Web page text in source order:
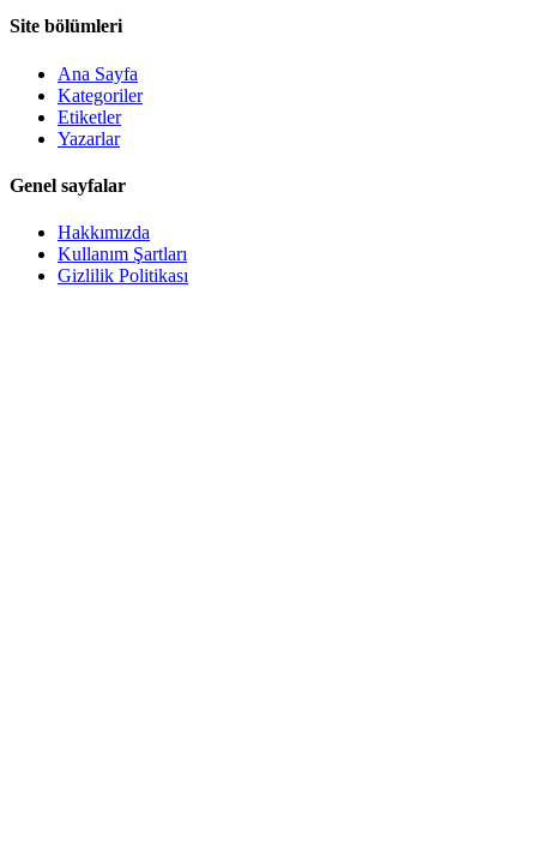
Site bölümleri
Ana Sayfa
Kategoriler
Etiketler
Yazarlar
Genel sayfalar
Hakkımızda
Kullanım Şartları
Gizlilik Politikası